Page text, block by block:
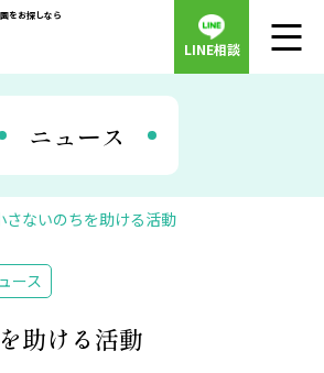
をお探しなら
LINE相談
ニュース
さないのちを助ける活動
ース
助ける活動